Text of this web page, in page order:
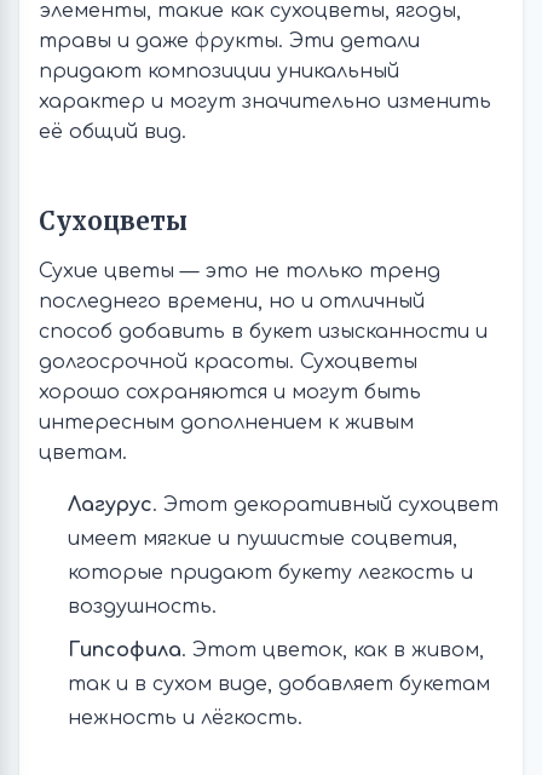
элементы, такие как сухоцветы, ягоды,
травы и даже фрукты. Эти детали
придают композиции уникальный
характер и могут значительно изменить
её общий вид.
Сухоцветы
Сухие цветы — это не только тренд
последнего времени, но и отличный
способ добавить в букет изысканности и
долгосрочной красоты. Сухоцветы
хорошо сохраняются и могут быть
интересным дополнением к живым
цветам.
Лагурус. Этот декоративный сухоцвет
имеет мягкие и пушистые соцветия,
которые придают букету легкость и
воздушность.
Гипсофила. Этот цветок, как в живом,
так и в сухом виде, добавляет букетам
нежность и лёгкость.